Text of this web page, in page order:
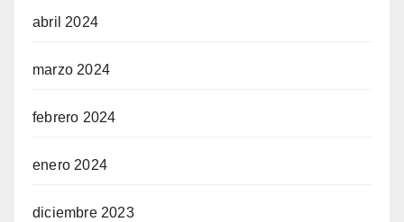
abril 2024
marzo 2024
febrero 2024
enero 2024
diciembre 2023